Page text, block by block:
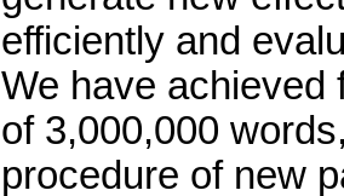
efficiently and
We have achieved
of 3,000,000
procedure of new